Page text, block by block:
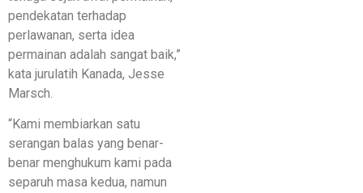
pendekatan terhadap
perlawanan, serta idea
permainan adalah sangat baik,”
kata jurulatih Kanada, Jesse
Marsch.
“Kami membiarkan satu
serangan balas yang benar-
benar menghukum kami pada
separuh masa kedua, namun